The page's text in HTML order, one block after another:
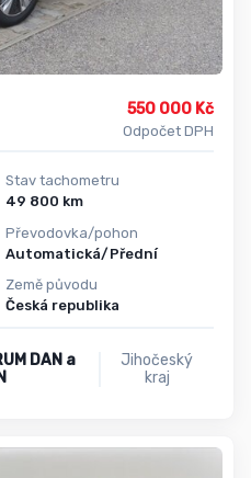
550 000 Kč
Odpočet DPH
Stav tachometru
49 800 km
Převodovka/pohon
Automatická/Přední
Země původu
Česká republika
DAN a
Jihočeský
kraj